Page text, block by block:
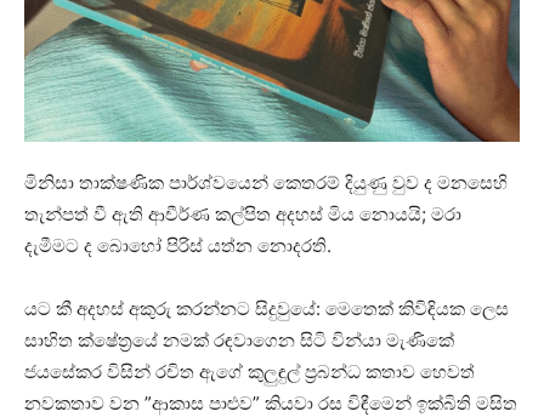
මිනිසා තාක්ෂණික පාර්ශ්වයෙන් කෙතරම් දියුණු වුව ද මනසෙහි
තැන්පත් වී ඇති ආචීර්ණ කල්පිත අදහස් මිය නොයයි; මරා
දැමීමට ද බොහෝ පිරිස් යත්න නොදරති.
යට කී අදහස් අකුරු කරන්නට සිදුවුයේ: මෙතෙක් කිවිඳියක ලෙස
සාහිත ක්ෂේත්‍රයේ නමක් රඳවාගෙන සිටි වින්යා මැණිකේ
ජයසේකර විසින් රචිත ඇගේ කුලුඳුල් ප්‍රබන්ධ කතාව හෙවත්
නවකතාව වන ”ආකාස පාළුව” කියවා රස විඳීමෙන් ඉක්බිති මසිත